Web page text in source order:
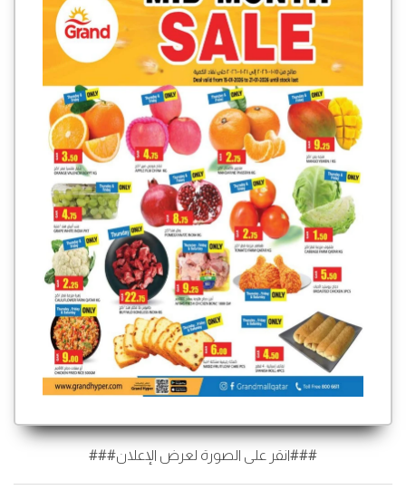
###انقر على الصورة لعرض الإعلان###